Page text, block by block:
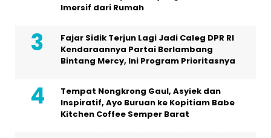
Imersif dari Rumah
Fajar Sidik Terjun Lagi Jadi Caleg DPR RI
Kendaraannya Partai Berlambang
Bintang Mercy, Ini Program Prioritasnya
Tempat Nongkrong Gaul, Asyiek dan
Inspiratif, Ayo Buruan ke Kopitiam Babe
Kitchen Coffee Semper Barat